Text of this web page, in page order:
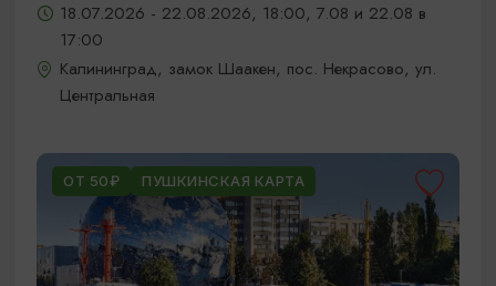
18.07.2026 - 22.08.2026, 18:00, 7.08 и 22.08 в
17:00
Калининград, замок Шаакен, пос. Некрасово, ул.
Центральная
ОТ 50₽ ПУШКИНСКАЯ КАРТА